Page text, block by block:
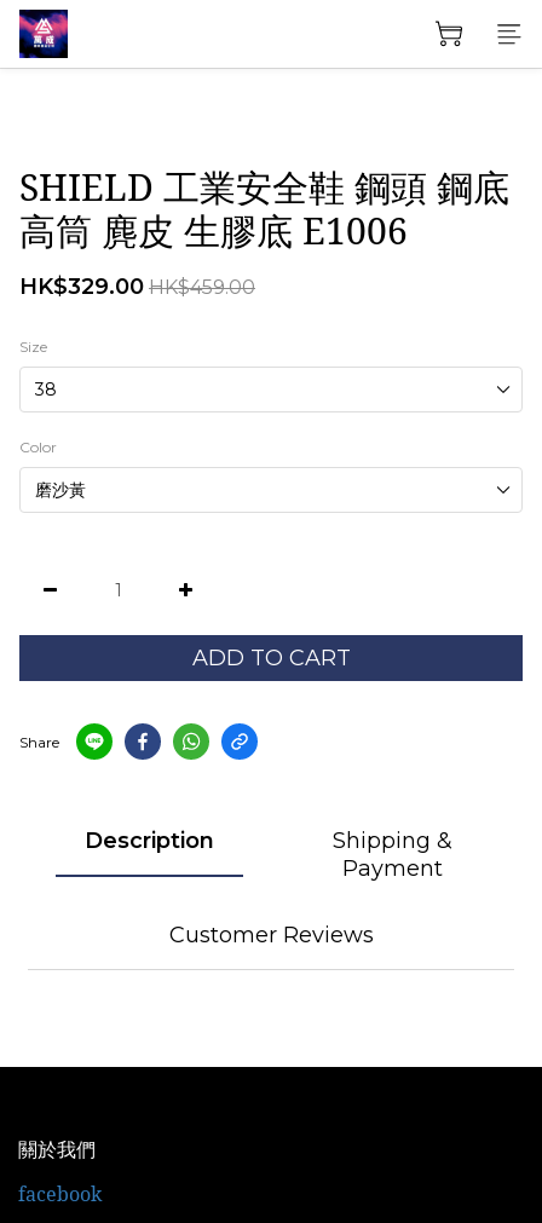
SHIELD 工業安全鞋 鋼頭 鋼底
高筒 麂皮 生膠底 E1006
HK$329.00 HK$459.00
Size
Color
ADD TO CART
Share
Description
Shipping &
Payment
Customer Reviews
關於我們
facebook